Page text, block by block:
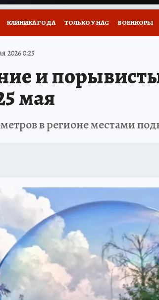
КЛИНИКА ГОДА ТОЛЬКО У НАС ВОЕНКОРЫ
АФИША
2026 0:25
и
мая
в регионе местами